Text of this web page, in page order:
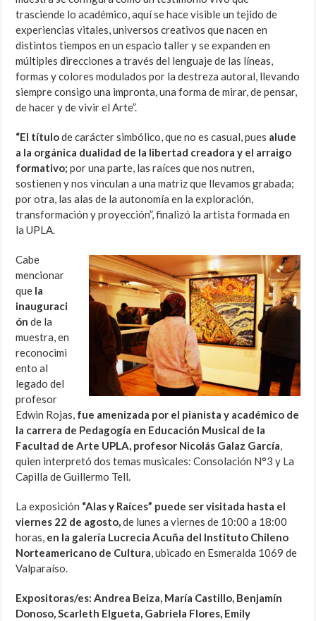
trasciende lo académico, aquí se hace visible un tejido de
experiencias vitales, universos creativos que nacen en
distintos tiempos en un espacio taller y se expanden en
múltiples direcciones a través del lenguaje de las líneas,
formas y colores modulados por la destreza autoral, llevando
siempre consigo una impronta, una forma de mirar, de pensar,
de hacer y de vivir el Arte”.
“El títulode carácter simbólico, que no es casual, pues alude
a la orgánica dualidad de la libertad creadora y el arraigo
formativo; por una parte, las raíces que nos nutren,
sostienen y nos vinculan a una matriz que llevamos grabada;
por otra, las alas de la autonomía en la exploración,
transformación y proyección”, finalizó la artista formada en
la UPLA.
Cabe
mencionar
que la
inauguraci
ón de la
muestra, en
reconocimi
ento al
legado del
profesor
Edwin Rojas, fue amenizada por el pianista y académico de
la carrera de Pedagogía en Educación Musical de la
Facultad de Arte UPLA, profesor Nicolás Galaz García,
quien interpretó dos temas musicales: Consolación N°3 y La
Capilla de Guillermo Tell.
La exposición “Alas y Raíces” puede ser visitada hasta el
viernes 22 de agosto,de lunes a viernes de 10:00 a 18:00
horas, en la galería Lucrecia Acuña del Instituto Chileno
Norteamericano de Cultura, ubicado en Esmeralda 1069 de
Valparaíso.
Expositoras/es: Andrea Beiza, María Castillo, Benjamín
Donoso, Scarleth Elgueta, Gabriela Flores, Emily